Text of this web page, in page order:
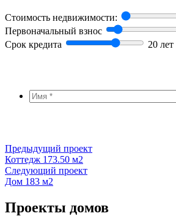
Стоимость недвижимости:
Первоначальный взнос
Срок кредита
20 лет
Предыдущий проект
Коттедж 173.50 м2
Следующий проект
Дом 183 м2
Проекты домов